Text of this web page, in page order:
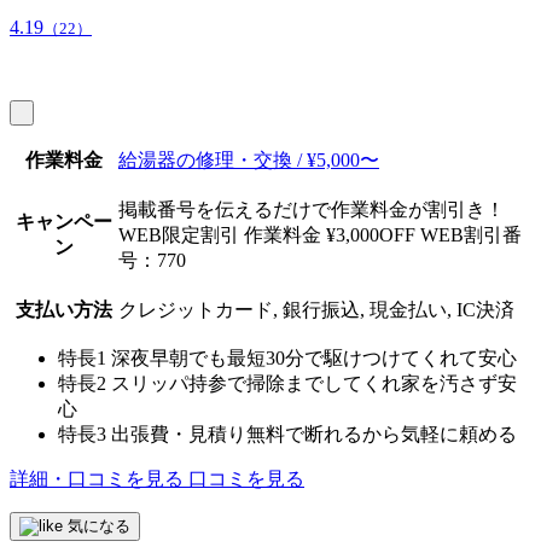
4.19 （22）
作業料金 給湯器の修理・交換 / ¥5,000〜
キャンペー
ン
掲載番号を伝えるだけで作業料金が割引き！
WEB限定割引 作業料金 ¥3,000OFF WEB割引番
号：770
支払い方法 クレジットカード, 銀行振込, 現金払い, IC決済
特長1 深夜早朝でも最短30分で駆けつけてくれて安心
特長2 スリッパ持参で掃除までしてくれ家を汚さず安
心
特長3 出張費・見積り無料で断れるから気軽に頼める
詳細・口コミを見る 口コミを見る
気になる